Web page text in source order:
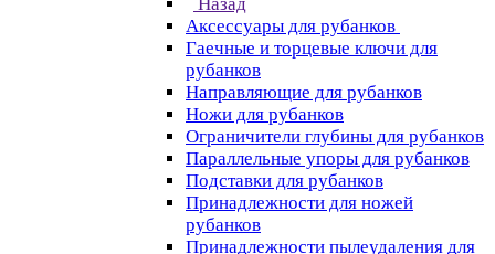
Аксессуары для рубанков
Гаечные и торцевые ключи для
рубанков
Направляющие для рубанков
Ножи для рубанков
Ограничители глубины для рубанков
Параллельные упоры для рубанков
Подставки для рубанков
Принадлежности для ножей
рубанков
Принадлежности пылеудаления для